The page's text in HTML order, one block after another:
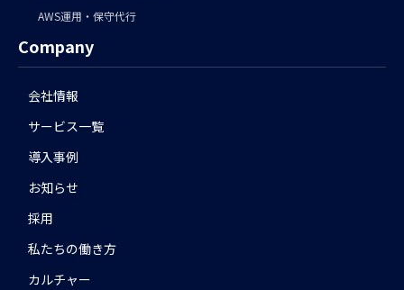
AWS運用・保守代行
Company
会社情報
サービス一覧
導入事例
お知らせ
採用
私たちの働き方
カルチャー